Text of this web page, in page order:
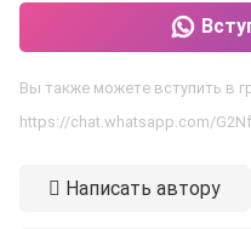
Вы также можете вступить в
https://chat.whatsapp.com/
Написать автору